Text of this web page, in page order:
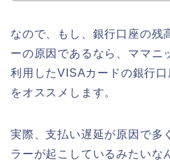
なので、もし、銀行口座の残
ーの原因であるなら、ママニ
利用したVISAカードの銀行
をオススメします。
実際、支払い遅延が原因で多
ラーが起こしているみたいな